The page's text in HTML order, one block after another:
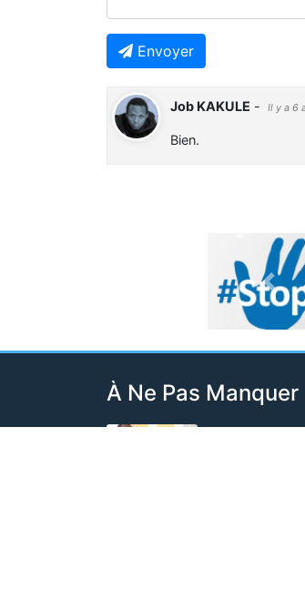
Envoyer
Job KAKULE - Il y a 6
Bien.
À Ne Pas Manquer
Contentieux RDC-